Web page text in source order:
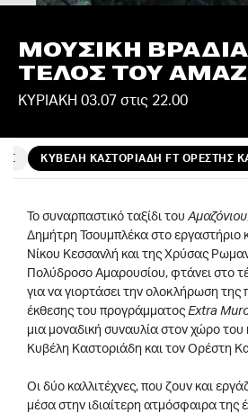
ΜΟΥΣΙΚΗ
ΤΕΛΟΣ ΤΟΥ
ΚΥΡΙΑΚΗ 03.07 στις 22.00
ΚΥΒΕΛΗ ΚΑΣΤΟΡΙΑΔΗ FT ΟΡΕΣΤΗΣ
Το συναρπαστικό ταξίδι του Αμαζόνιου
Δημήτρη Τσουμπλέκα στο εργαστήριο
Νίκου Κεσσανλή και της Χρύσας
Πολύδροσο Αμαρουσίου, φτάνει στο
για να γιορτάσει την ολοκλήρωση
έκθεσης του προγράμματος Extra
μια μοναδική συναυλία στον χώρο
Κυβέλη Καστοριάδη και τον Ορέστη
Οι δύο καλλιτέχνες, που ζουν και
μέσα στην ιδιαίτερη ατμόσφαιρα της